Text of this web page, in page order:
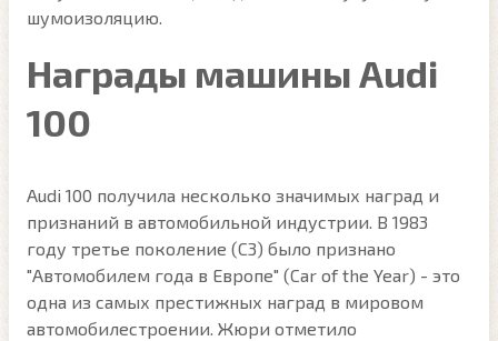
шумоизоляцию.
Награды машины Audi
100
Audi 100 получила несколько значимых наград и
признаний в автомобильной индустрии. В 1983
году третье поколение (C3) было признано
"Автомобилем года в Европе" (Car of the Year) - это
одна из самых престижных наград в мировом
автомобилестроении. Жюри отметило